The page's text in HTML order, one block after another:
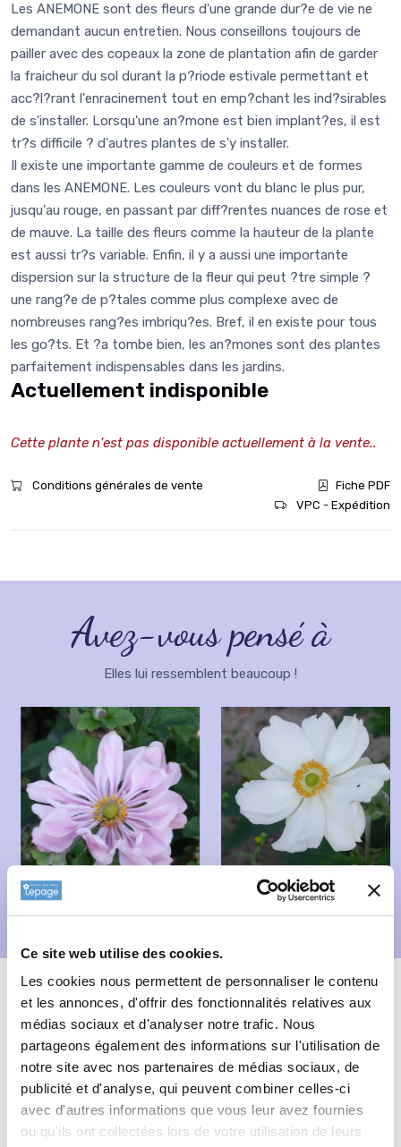
Ce site web utilise des cookies.
Les cookies nous permettent de personnaliser le contenu
et les annonces, d'offrir des fonctionnalités relatives aux
médias sociaux et d'analyser notre trafic. Nous
partageons également des informations sur l'utilisation de
notre site avec nos partenaires de médias sociaux, de
publicité et d'analyse, qui peuvent combiner celles-ci
avec d'autres informations que vous leur avez fournies
ou qu'ils ont collectées lors de votre utilisation de leurs
Les ANEMONE sont des fleurs d'une grande dur?e de vie ne
demandant aucun entretien. Nous conseillons toujours de
pailler avec des copeaux la zone de plantation afin de garder
la fraicheur du sol durant la p?riode estivale permettant et
acc?l?rant l'enracinement tout en emp?chant les ind?sirables
de s'installer. Lorsqu'une an?mone est bien implant?es, il est
tr?s difficile ? d'autres plantes de s'y installer.
Il existe une importante gamme de couleurs et de formes
dans les ANEMONE. Les couleurs vont du blanc le plus pur,
jusqu'au rouge, en passant par diff?rentes nuances de rose et
de mauve. La taille des fleurs comme la hauteur de la plante
est aussi tr?s variable. Enfin, il y a aussi une importante
dispersion sur la structure de la fleur qui peut ?tre simple ?
une rang?e de p?tales comme plus complexe avec de
nombreuses rang?es imbriqu?es. Bref, il en existe pour tous
les go?ts. Et ?a tombe bien, les an?mones sont des plantes
parfaitement indispensables dans les jardins.
Actuellement indisponible
Cette plante n'est pas disponible actuellement à la vente..
Conditions générales de vente
Fiche PDF
VPC - Expédition
Avez-vous pensé à
Elles lui ressemblent beaucoup !
Description Fiche technique
Informations complémentaires
Informations botaniques
Famille : Renonculaceae
Genre : ANEMONE